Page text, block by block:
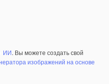
ИИ. Вы можете создать свой
изображений на основе